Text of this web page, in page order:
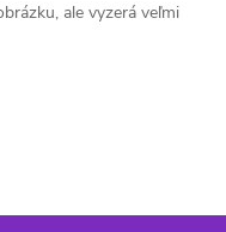
ale vyzerá veľmi